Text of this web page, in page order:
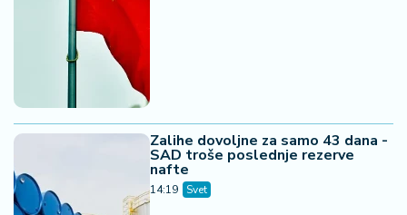
Zalihe dovoljne za samo 43 dana -
SAD troše poslednje rezerve
nafte
14:19 Svet